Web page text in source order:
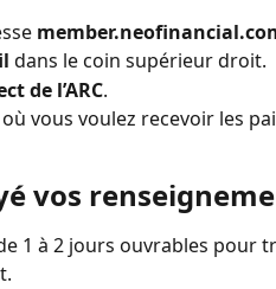
dans le coin supérieur droit.
de l’ARC.
vous voulez recevoir les
vos
1 à 2 jours ouvrables pour